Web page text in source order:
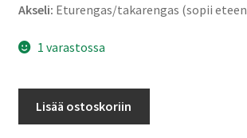
Akseli: Eturengas/takarengas (sopii
1 varastossa
Lisää ostoskoriin